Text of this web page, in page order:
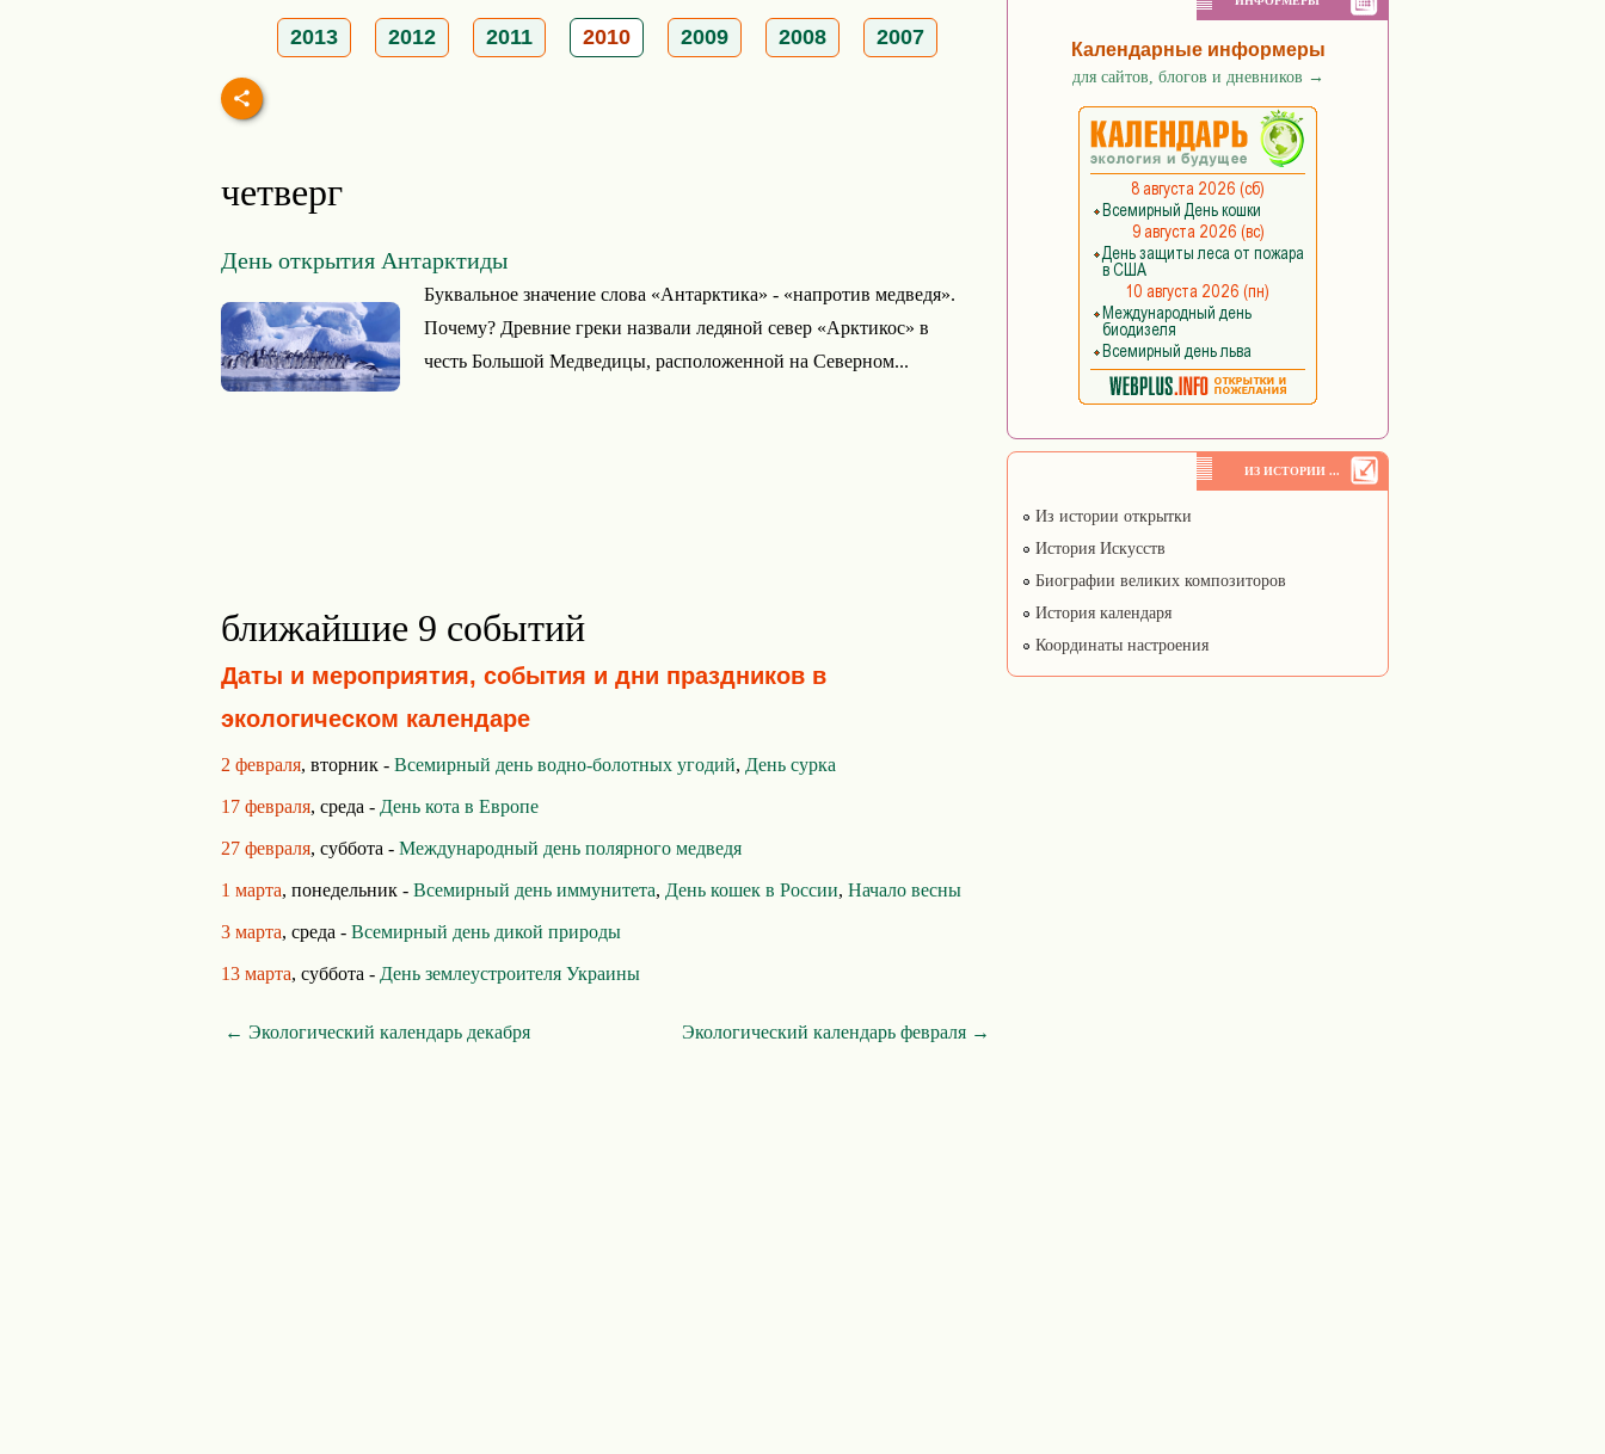
2013 2012 2011 2010 2009 2008 2007
четверг
День открытия Антарктиды
Буквальное значение слова «Антарктика» - «напротив медведя».
Почему? Древние греки назвали ледяной север «Арктикос» в
честь Большой Медведицы, расположенной на Северном...
ближайшие 9 событий
Даты и мероприятия, события и дни праздников в
экологическом календаре
2 февраля, вторник - Всемирный день водно-болотных угодий, День сурка
17 февраля, среда - День кота в Европе
27 февраля, суббота - Международный день полярного медведя
1 марта, понедельник - Всемирный день иммунитета, День кошек в России, Начало весны
3 марта, среда - Всемирный день дикой природы
13 марта, суббота - День землеустроителя Украины
← Экологический календарь декабря Экологический календарь февраля →
Календарные информеры
для сайтов, блогов и дневников →
ИЗ ИСТОРИИ ...
Из истории открытки
История Искусств
Биографии великих композиторов
История календаря
Координаты настроения